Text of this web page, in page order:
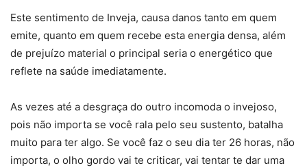
Este sentimento de Inveja, causa danos tanto em quem
emite, quanto em quem recebe esta energia densa, além
de prejuízo material o principal seria o energético que
reflete na saúde imediatamente.
As vezes até a desgraça do outro incomoda o invejoso,
pois não importa se você rala pelo seu sustento, batalha
muito para ter algo. Se você faz o seu dia ter 26 horas, não
importa, o olho gordo vai te criticar, vai tentar te dar uma